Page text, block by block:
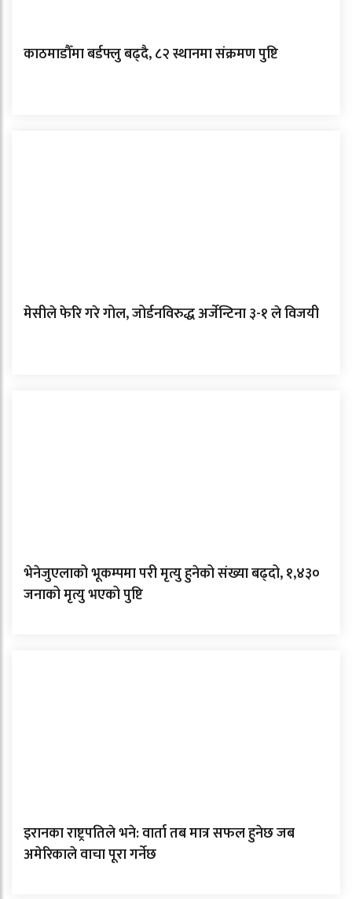
काठमाडौँमा बर्डफ्लु बढ्दै, ८२ स्थानमा संक्रमण पुष्टि
मेसीले फेरि गरे गोल, जोर्डनविरुद्ध अर्जेन्टिना ३-१ ले विजयी
भेनेजुएलाको भूकम्पमा परी मृत्यु हुनेको संख्या बढ्दो, १,४३०
जनाको मृत्यु भएको पुष्टि
इरानका राष्ट्रपतिले भने: वार्ता तब मात्र सफल हुनेछ जब
अमेरिकाले वाचा पूरा गर्नेछ